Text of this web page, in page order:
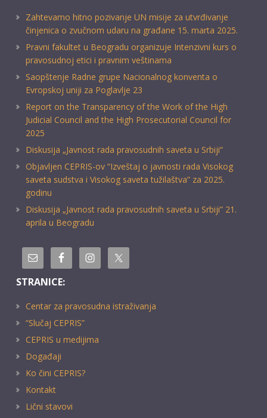
Zahtevamo hitno pozivanje UN misije za utvrđivanje
činjenica o zvučnom udaru na građane 15. marta 2025.
Pravni fakultet u Beogradu organizuje Intenzivni kurs o
pravosudnoj etici i pravnim veštinama
Saopštenje Radne grupe Nacionalnog konventa o
Evropskoj uniji za Poglavlje 23
Report on the Transparency of the Work of the High
Judicial Council and the High Prosecutorial Council for
2025
Diskusija „Javnost rada pravosudnih saveta u Srbiji“
Objavljen CEPRIS-ov “Izveštaj o javnosti rada Visokog
saveta sudstva i Visokog saveta tužilaštva” za 2025.
godinu
Diskusija „Javnost rada pravosudnih saveta u Srbiji” 21.
aprila u Beogradu
STRANICE:
Centar za pravosudna istraživanja
“Slučaj CEPRIS”
CEPRIS u medijima
Događaji
Ko čini CEPRIS?
Kontakt
Lični stavovi